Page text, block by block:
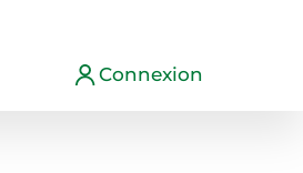
Connexion